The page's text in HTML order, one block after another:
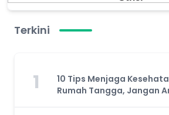
Terkini
1
10 Tips Menjaga
Rumah Tangga, Jangan